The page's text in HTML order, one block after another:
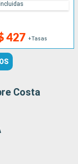
427 +Tasas
Costa